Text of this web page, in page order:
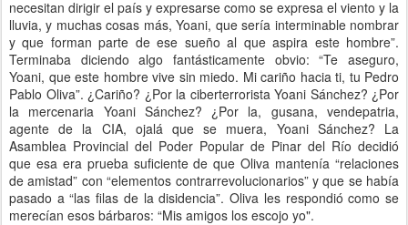
necesitan dirigir el país y expresarse como se expresa el viento y la
lluvia, y muchas cosas más, Yoani, que sería interminable nombrar
y que forman parte de ese sueño al que aspira este hombre”.
Terminaba diciendo algo fantásticamente obvio: “Te aseguro,
Yoani, que este hombre vive sin miedo. Mi cariño hacia ti, tu Pedro
Pablo Oliva”. ¿Cariño? ¿Por la ciberterrorista Yoani Sánchez? ¿Por
la mercenaria Yoani Sánchez? ¿Por la, gusana, vendepatria,
agente de la CIA, ojalá que se muera, Yoani Sánchez? La
Asamblea Provincial del Poder Popular de Pinar del Río decidió
que esa era prueba suficiente de que Oliva mantenía “relaciones
de amistad” con “elementos contrarrevolucionarios” y que se había
pasado a “las filas de la disidencia”. Oliva les respondió como se
merecían esos bárbaros: “Mis amigos los escojo yo".